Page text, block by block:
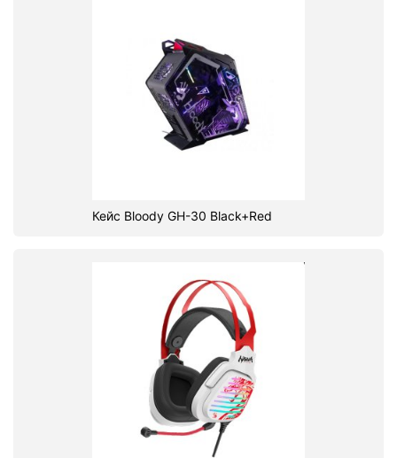
Кейс Bloody GH-30 Black+Red